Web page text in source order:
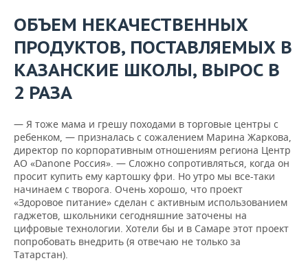
ОБЪЕМ НЕКАЧЕСТВЕННЫХ
ПРОДУКТОВ, ПОСТАВЛЯЕМЫХ В
КАЗАНСКИЕ ШКОЛЫ, ВЫРОС В
2 РАЗА
— Я тоже мама и грешу походами в торговые центры с
ребенком, — призналась с сожалением Марина Жаркова,
директор по корпоративным отношениям региона Центр
АО «Danone Россия». — Сложно сопротивляться, когда он
просит купить ему картошку фри. Но утро мы все-таки
начинаем с творога. Очень хорошо, что проект
«Здоровое питание» сделан с активным использованием
гаджетов, школьники сегодняшние заточены на
цифровые технологии. Хотели бы и в Самаре этот проект
попробовать внедрить (я отвечаю не только за
Татарстан).